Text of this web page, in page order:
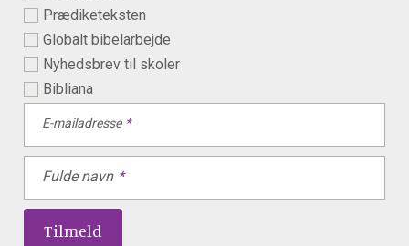
Prædiketeksten
Globalt bibelarbejde
Nyhedsbrev til skoler
Bibliana
E-mailadresse
Fulde navn